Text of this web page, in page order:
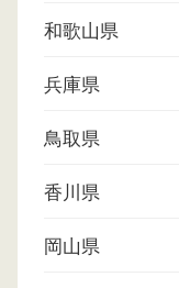
和歌山県
兵庫県
鳥取県
香川県
岡山県